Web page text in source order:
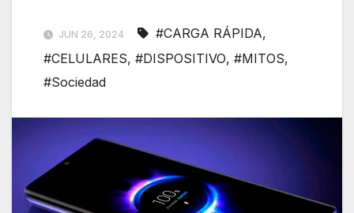
JUN 26, 2024 #CARGA RÁPIDA,
#CELULARES, #DISPOSITIVO, #MITOS,
#Sociedad